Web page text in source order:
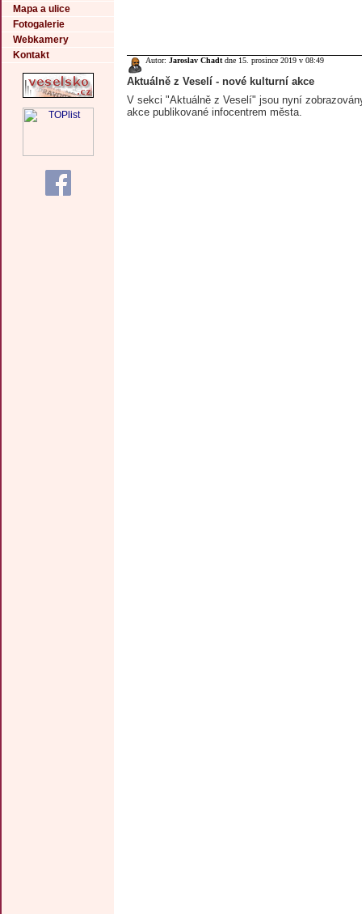
Mapa a ulice
Fotogalerie
Webkamery
Kontakt
Autor: Jaroslav Chadt dne 15. prosince 2019 v 08:49
Aktuálně z Veselí - nové kulturní akce
V sekci "Aktuálně z Veselí" jsou nyní
akce publikované infocentrem města.